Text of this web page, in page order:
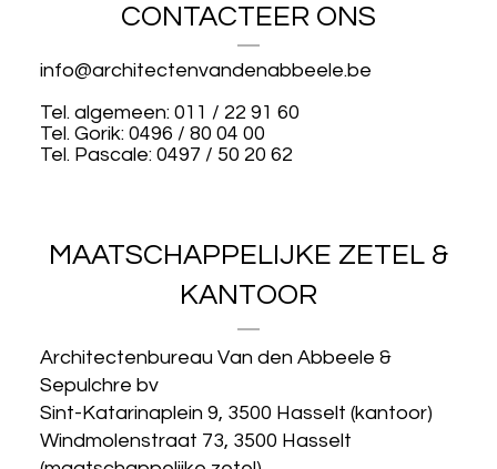
CONTACTEER ONS
info@architectenvandenabbeele.be
Tel. algemeen: 011 / 22 91 60
Tel. Gorik: 0496 / 80 04 00
Tel. Pascale: 0497 / 50 20 62
MAATSCHAPPELIJKE ZETEL &
KANTOOR
Architectenbureau Van den Abbeele &
Sepulchre bv
Sint-Katarinaplein 9, 3500 Hasselt (kantoor)
Windmolenstraat 73, 3500 Hasselt